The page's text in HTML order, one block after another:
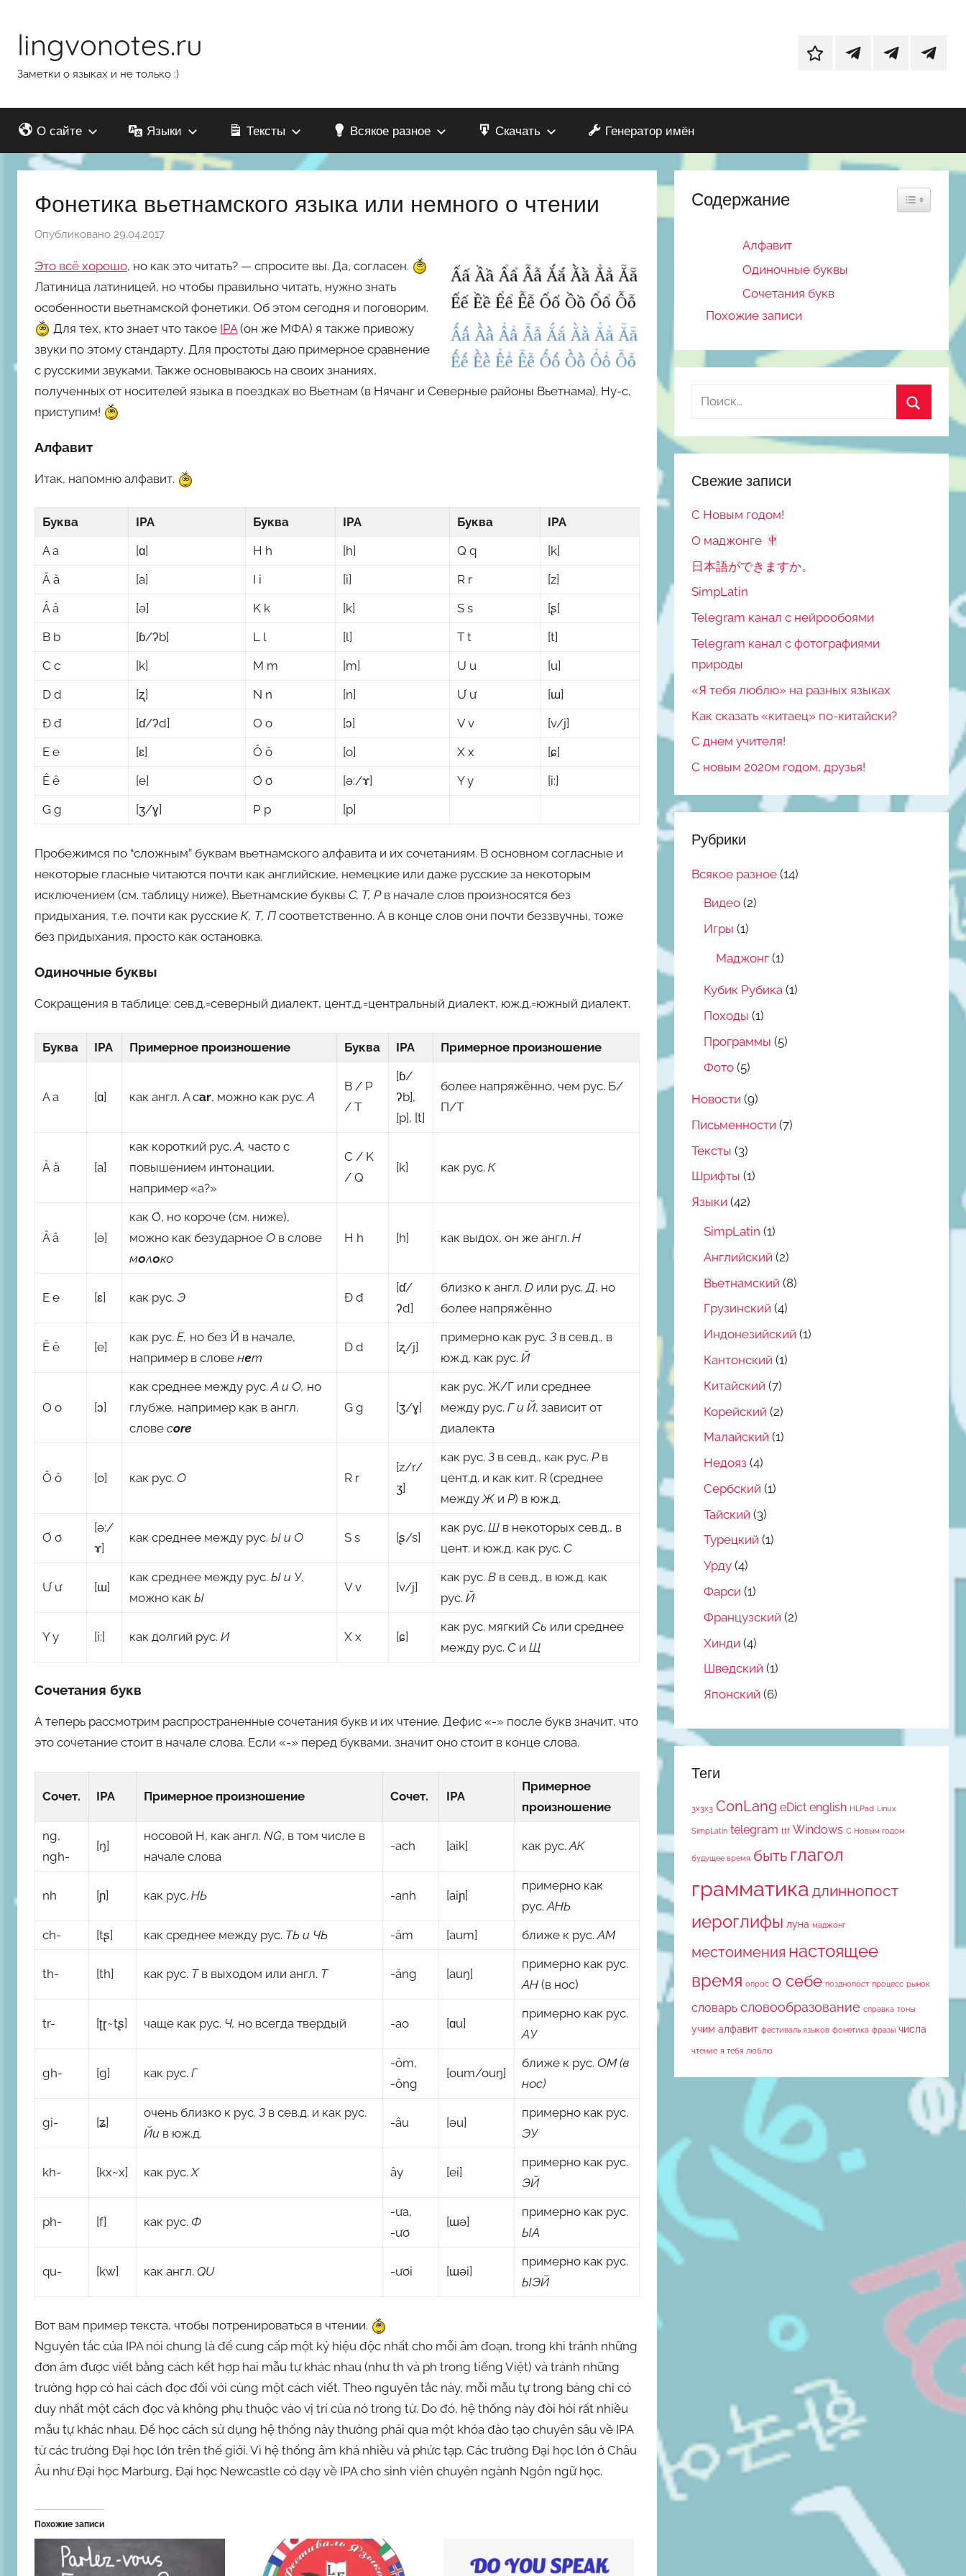
содержимому
lingvonotes.ru
Заметки о языках и не только :)
природы
О сайте Языки Тексты Всякое разное Скачать Генератор имён
Фонетика вьетнамского языка или немного о чтении
Опубликовано 29.04.2017
т
о
р
о
м
Ш
Это всё хорошо, но как это читать? — спросите вы. Да, согласен.
Латиница латиницей, но чтобы правильно читать, нужно знать
особенности вьетнамской фонетики. Об этом сегодня и поговорим.
Для тех, кто знает что такое IPA(он же МФА) я также привожу
звуки по этому стандарту. Для простоты даю примерное сравнение
с русскими звуками. Также основываюсь на своих знаниях,
полученных от носителей языка в поездках во Вьетнам (в Нячанг и Северные районы Вьетнама). Ну-с,
приступим!
Алфавит
Итак, напомню алфавит.
Буква IPA Буква IPA Буква
IPA
A a
[ɑ] H h [h] Q q
[k]
Ă ă
[a] I i [i] R r
[z]
Â â
[ə] K k [k] S s
[ʂ]
B b
[ɓ/ʔb] L l [l] T t
[t]
C c
[k] M m [m] U u
[u]
D d
[ʐ] N n [n] Ư ư
[ɯ]
Đ đ
[ɗ/ʔd] O o [ɔ] V v
[v/j]
E e
[ɛ] Ô ô [o] X x
[ɕ]
Ê ê
[e] Ơ ơ [ə:/ɤ] Y y
[i:]
G g
[ʒ/ɣ] P p [p]
Пробежимся по “сложным” буквам вьетнамского алфавита и их сочетаниям. В основном согласные и
некоторые гласные читаются почти как английские, немецкие или даже русские за некоторым
исключением (см. таблицу ниже). Вьетнамские буквы C, T, Pв начале слов произносятся без
придыхания, т.е. почти как русские К, Т, П соответственно. А в конце слов они почти беззвучны, тоже
без придыхания, просто как остановка.
Одиночные буквы
Сокращения в таблице: сев.д.=северный диалект, цент.д.=центральный диалект, юж.д.=южный диалект.
Буква IPA Примерное произношение Буква IPA Примерное произношение
A a [ɑ] как англ. A car, можно как рус.А
B / P
/ T
[ɓ/
ʔb],
[p], [t]
более напряжённо, чем рус. Б/
П/Т
Ă ă [a]
как короткий рус.А, часто с
повышением интонации,
например «а?»
C / K
/ Q
[k] как рус.К
Â â [ə]
как Ơ, но короче (см. ниже),
можно как безударноеО в слове
молоко
H h [h] как выдох, он же англ.H
E e [ɛ] как рус.Э Đ đ
[ɗ/
ʔd]
близко к англ.D или рус. Д, но
более напряжённо
Ê ê [e]
как рус.Е, но без Й в начале,
например в словенет
D d [ʐ/j]
примерно как рус.З в сев.д., в
юж.д. как рус.Й
O o [ɔ]
как среднее между рус.А и О, но
глубже, например как в англ.
словеcore
G g [ʒ/ɣ]
как рус. Ж/Г или среднее
между рус.Г и Й, зависит от
диалекта
Ô ô [o] как рус.О R r
[z/r/
ʒ]
как рус.З в сев.д., как рус. Р в
цент.д. и как кит. R (среднее
междуЖ иР) в юж.д.
Ơ ơ
[ə:/
ɤ]
как среднее между рус.Ы и О S s [ʂ/s]
как рус.Ш в некоторых сев.д., в
цент. и юж.д. как рус.С
Ư ư [ɯ]
как среднее между рус.Ы и У,
можно какЫ
V v [v/j]
как рус.В в сев.д., в юж.д. как
рус.Й
Y y [i:] как долгий рус.И X x [ɕ]
как рус. мягкийСь или среднее
между рус. С и Щ
Сочетания букв
А теперь рассмотрим распространенные сочетания букв и их чтение. Дефис «-» после букв значит, что
это сочетание стоит в начале слова. Если «-» перед буквами, значит оно стоит в конце слова.
Сочет. IPA Примерное произношение Сочет. IPA
Примерное
произношение
ng,
ngh-
[ŋ]
носовой Н, как англ.NG, в том числе в
начале слова
-ach [aik] как рус.АК
nh [ɲ] как рус.НЬ -anh [aiɲ]
примерно как
рус.АНЬ
ch-
[tʂ] как среднее между рус. ТЬ и ЧЬ -ăm [aum] ближе к рус.АМ
th- [th] как рус. Т в выходом или англ. Т -ăng [auŋ]
примерно как рус.
АН (в нос)
tr- [ʈɽ~tʂ] чаще как рус. Ч, но всегда твердый -ao [ɑu]
примерно как рус.
АУ
gh- [g] как рус.Г
-ôm,
-ông
[oum/ouŋ]
ближе к рус.ОМ (в
нос)
gi- [ʑ]
очень близко к рус.З в сев.д. и как рус.
Йи в юж.д.
-âu [əu]
примерно как рус.
ЭУ
kh- [kx~x] как рус.Х ây [ei]
примерно как рус.
ЭЙ
ph- [f] как рус. Ф
-ưa,
-ươ
[ɯə]
примерно как рус.
ЫА
qu- [kw] как англ.QU -ươi [ɯəi]
примерно как рус.
ЫЭЙ
Вот вам пример текста, чтобы потренироваться в чтении.
Nguyên tắc của IPA nói chung là để cung cấp một ký hiệu độc nhất cho mỗi âm đoạn, trong khi tránh những
đơn âm được viết bằng cách kết hợp hai mẫu tự khác nhau (như th và ph trong tiếng Việt) và tránh những
trường hợp có hai cách đọc đối với cùng một cách viết. Theo nguyên tắc này, mỗi mẫu tự trong bảng chỉ có
duy nhất một cách đọc và không phụ thuộc vào vị trí của nó trong từ. Do đó, hệ thống này đòi hỏi rất nhiều
mẫu tự khác nhau. Để học cách sử dụng hệ thống này thường phải qua một khóa đào tạo chuyên sâu về IPA
từ các trường Đại học lớn trên thế giới. Vì hệ thống âm khá nhiều và phức tạp. Các trường Đại học lớn ở Châu
Âu như Đại học Marburg, Đại học Newcastle có dạy về IPA cho sinh viên chuyên ngành Ngôn ngữ học.
Похожие записи
Содержание Toggle
Алфавит
Одиночные буквы
Сочетания букв
Похожие записи
Найти:
Свежие записи
С Новым годом!
О маджонге
日本語ができますか。
SimpLatin
Telegram канал с нейрообоями
Telegram канал с фотографиями
природы
«Я тебя люблю» на разных языках
Как сказать «китаец» по-китайски?
С днем учителя!
С новым 2020м годом, друзья!
Рубрики
Всякое разное (14)
Видео (2)
Игры (1)
Маджонг (1)
Кубик Рубика (1)
Походы (1)
Программы (5)
Фото (5)
Новости (9)
Письменности (7)
Тексты (3)
Шрифты (1)
Языки (42)
SimpLatin (1)
Английский (2)
Вьетнамский (8)
Грузинский (4)
Индонезийский (1)
Кантонский (1)
Китайский (7)
Корейский (2)
Малайский (1)
Недояз (4)
Сербский (1)
Тайский (3)
Турецкий (1)
Урду (4)
Фарси (1)
Французский (2)
Хинди (4)
Шведский (1)
Японский (6)
Теги
3x3x3 ConLang eDict english HLPad Linux
SimpLatin telegram ttf Windows С Новым годом
будущее время быть глагол
грамматика длиннопост
иероглифы луна маджонг
местоимения настоящее
время опрос о себе позднопост процесс рынок
словарь словообразование справка тоны
учим алфавит фестиваль языков фонетика фразы числа
чтение я тебя люблю